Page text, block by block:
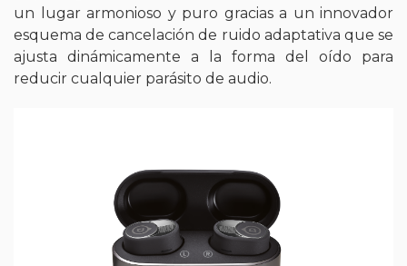
un lugar armonioso y puro gracias a un innovador
esquema de cancelación de ruido adaptativa que se
ajusta dinámicamente a la forma del oído para
reducir cualquier parásito de audio.